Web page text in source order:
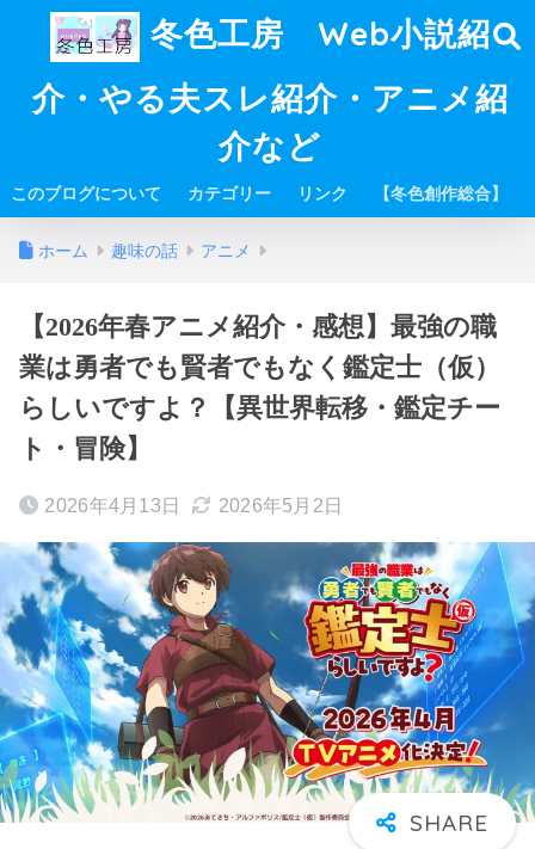
冬色工房 Web小説紹
介・やる夫スレ紹介・アニメ紹
介など
このブログについて カテゴリー リンク 【冬色創作総合】
ホーム 趣味の話 アニメ
【2026年春アニメ紹介・感想】最強の職
業は勇者でも賢者でもなく鑑定士（仮）
らしいですよ？【異世界転移・鑑定チー
ト・冒険】
2026年4月13日 2026年5月2日